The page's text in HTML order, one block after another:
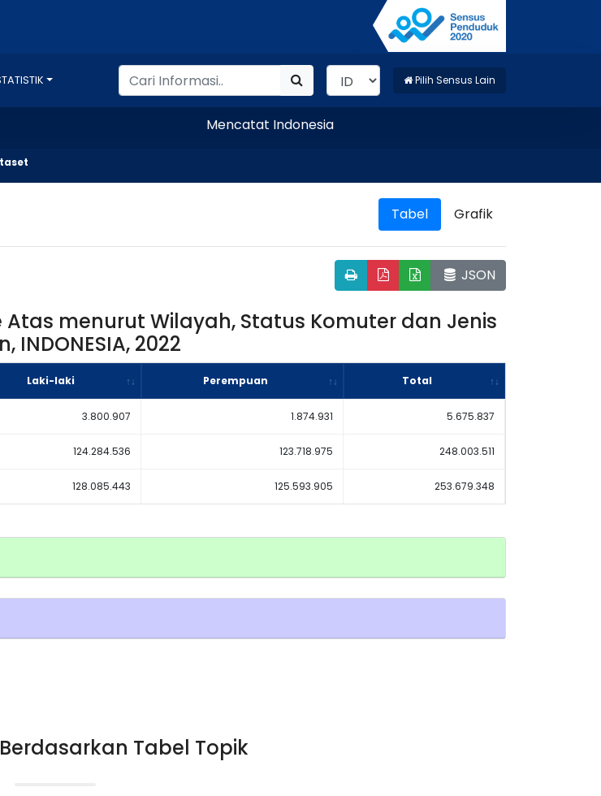
Pilih Sensus Lain
Mencatat Indonesia
Tabel Grafik
JSON
menurut Wilayah, Status Komuter dan Jenis
INDONESIA, 2022
Laki-laki Perempuan Total
3.800.907 1.874.931 5.675.837
124.284.536 123.718.975 248.003.511
128.085.443 125.593.905 253.679.348
Tabel Topik